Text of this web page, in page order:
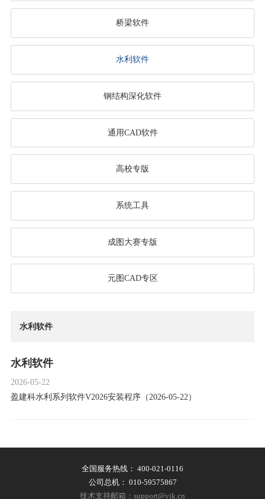
桥梁软件
水利软件
钢结构深化软件
通用CAD软件
高校专版
系统工具
成图大赛专版
元图CAD专区
水利软件
水利软件
2026-05-22
盈建科水利系列软件V2026安装程序（2026-05-22）
全国服务热线： 400-021-0116
公司总机： 010-59575867
技术支持邮箱：support@yjk.cn